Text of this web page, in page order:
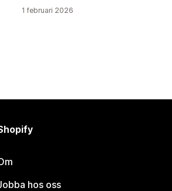
1 februari 2026
hos oss